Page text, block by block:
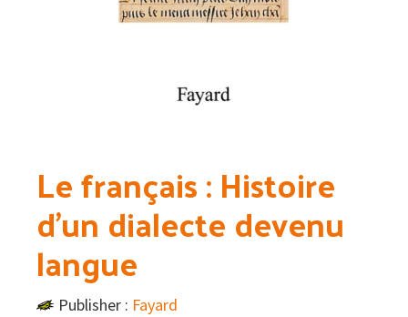
Le français : Histoire
d’un dialecte devenu
langue
Publisher : Fayard